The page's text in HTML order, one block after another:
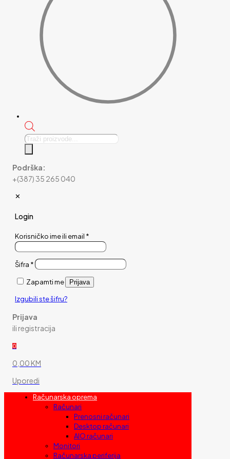
Products
Podrška:
+(387) 35 265 040
✕
Login
Korisničko ime ili email *
Šifra *
Zapamti me Prijava
Izgubili ste šifru?
Prijava
ili registracija
0
0,00 KM
Uporedi
Računarska oprema
Računari
Prenosni računari
Desktop računari
AIO računari
Monitori
Računarska periferija